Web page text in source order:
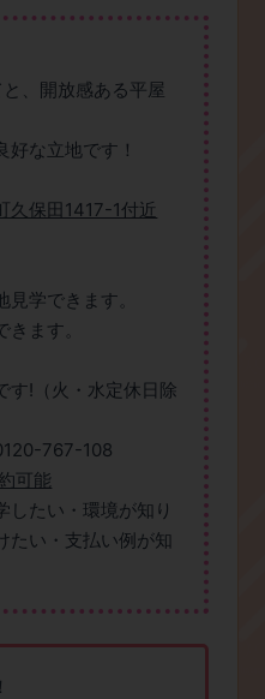
、開放感ある平屋
好な立地です！
久保田1417-1付近
学できます。
ます。
す!（火・水定休日除
767-108
可能
したい・環境が知り
たい・支払い例が知